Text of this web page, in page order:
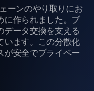
ーンのやり取りにお
に作られました。ブ
データ交換を支える
います。この分散化
が安全でプライベー